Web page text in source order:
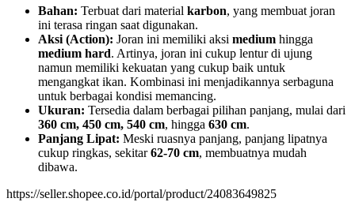
Bahan: Terbuat dari material karbon, yang membuat joran
ini terasa ringan saat digunakan.
Aksi (Action): Joran ini memiliki aksi medium hingga
medium hard. Artinya, joran ini cukup lentur di ujung
namun memiliki kekuatan yang cukup baik untuk
mengangkat ikan. Kombinasi ini menjadikannya serbaguna
untuk berbagai kondisi memancing.
Ukuran: Tersedia dalam berbagai pilihan panjang, mulai dari
360 cm, 450 cm, 540 cm, hingga 630 cm.
Panjang Lipat: Meski ruasnya panjang, panjang lipatnya
cukup ringkas, sekitar62-70 cm, membuatnya mudah
dibawa.
https://seller.shopee.co.id/portal/product/24083649825